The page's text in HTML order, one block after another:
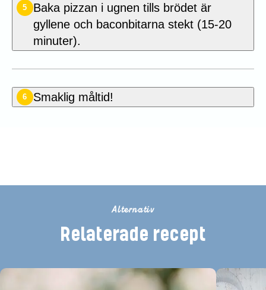
5
Baka pizzan i ugnen tills brödet är
gyllene och baconbitarna stekt (15-20
minuter).
6 Smaklig måltid!
Alternativ
Relaterade recept